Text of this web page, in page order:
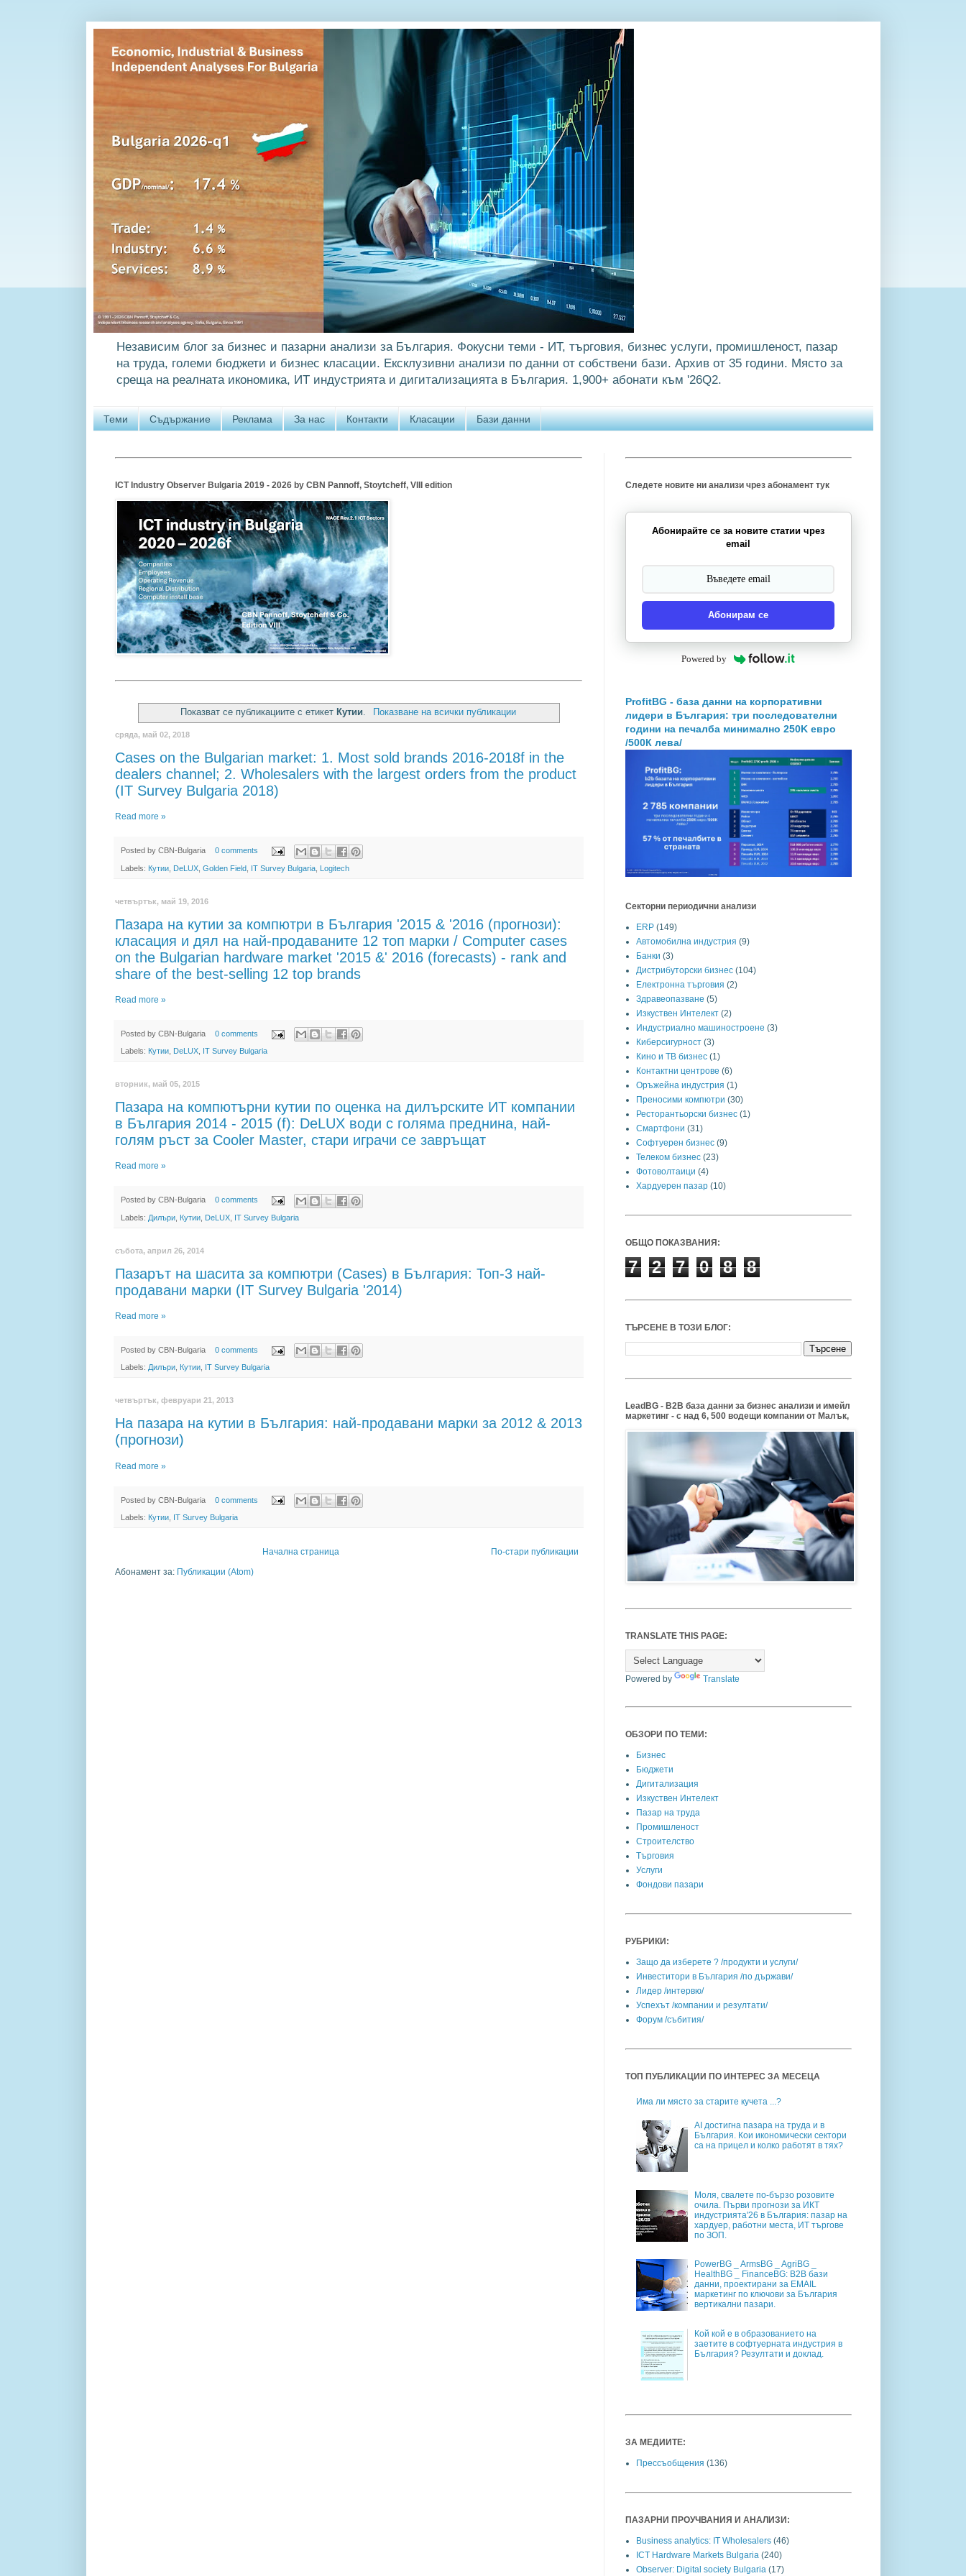
Независим блог за бизнес и пазарни анализи за България. Фокусни теми - ИТ, търговия, бизнес услуги, промишленост, пазар
на труда, големи бюджети и бизнес класации. Ексклузивни анализи по данни от собствени бази. Архив от 35 години. Място за
среща на реалната икономика, ИТ индустрията и дигитализацията в България. 1,900+ абонати към '26Q2.
Теми Съдържание Реклама За нас Контакти Класации Бази данни
ICT Industry Observer Bulgaria 2019 - 2026 by CBN Pannoff, Stoytcheff, VIII edition
Показват се публикациите с етикет Кутии. Показване на всички публикации
сряда, май 02, 2018
Cases on the Bulgarian market: 1. Most sold brands 2016-2018f in the
dealers channel; 2. Wholesalers with the largest orders from the product
(IT Survey Bulgaria 2018)
Read more »
Posted by CBN-Bulgaria 0 comments
Labels: Кутии, DeLUX, Golden Field, IT Survey Bulgaria, Logitech
четвъртък, май 19, 2016
Пазара на кутии за компютри в България '2015 & '2016 (прогнози):
класация и дял на най-продаваните 12 топ марки / Computer cases
on the Bulgarian hardware market '2015 &' 2016 (forecasts) - rank and
share of the best-selling 12 top brands
Read more »
Posted by CBN-Bulgaria 0 comments
Labels: Кутии, DeLUX, IT Survey Bulgaria
вторник, май 05, 2015
Пазара на компютърни кутии по оценка на дилърските ИТ компании
в България 2014 - 2015 (f): DeLUX води с голяма преднина, най-
голям ръст за Cooler Master, стари играчи се завръщат
Read more »
Posted by CBN-Bulgaria 0 comments
Labels: Дилъри, Кутии, DeLUX, IT Survey Bulgaria
събота, април 26, 2014
Пазарът на шасита за компютри (Cases) в България: Топ-3 най-
продавани марки (IT Survey Bulgaria '2014)
Read more »
Posted by CBN-Bulgaria 0 comments
Labels: Дилъри, Кутии, IT Survey Bulgaria
четвъртък, февруари 21, 2013
На пазара на кутии в България: най-продавани марки за 2012 & 2013
(прогнози)
Read more »
Posted by CBN-Bulgaria 0 comments
Labels: Кутии, IT Survey Bulgaria
По-стари публикации
Начална страница
Абонамент за: Публикации (Atom)
Следете новите ни анализи чрез абонамент тук
Абонирайте се за новите статии чрез
email
Абонирам се
Powered by
ProfitBG - база данни на корпоративни
лидери в България: три последователни
години на печалба минимално 250K евро
/500К лева/
Секторни периодични анализи
ERP (149)
Автомобилна индустрия (9)
Банки (3)
Дистрибуторски бизнес (104)
Електронна търговия (2)
Здравеопазване (5)
Изкуствен Интелект (2)
Индустриално машиностроене (3)
Киберсигурност (3)
Кино и ТВ бизнес (1)
Контактни центрове (6)
Оръжейна индустрия (1)
Преносими компютри (30)
Ресторантьорски бизнес (1)
Смартфони (31)
Софтуерен бизнес (9)
Телеком бизнес (23)
Фотоволтаици (4)
Хардуерен пазар (10)
ОБЩО ПОКАЗВАНИЯ:
7 2 7 0 8 8
ТЪРСЕНЕ В ТОЗИ БЛОГ:
LeadBG - B2B база данни за бизнес анализи и имейл
маркетинг - с над 6, 500 водещи компании от Малък,
TRANSLATE THIS PAGE:
Powered by Translate
ОБЗОРИ ПО ТЕМИ:
Бизнес
Бюджети
Дигитализация
Изкуствен Интелект
Пазар на труда
Промишленост
Строителство
Търговия
Услуги
Фондови пазари
РУБРИКИ:
Защо да изберете ? /продукти и услуги/
Инвеститори в България /по държави/
Лидер /интервю/
Успехът /компании и резултати/
Форум /събития/
ТОП ПУБЛИКАЦИИ ПО ИНТЕРЕС ЗА МЕСЕЦА
Има ли място за старите кучета ...?
AI достигна пазара на труда и в
България. Кои икономически сектори
са на прицел и колко работят в тях?
Моля, свалете по-бързо розовите
очила. Първи прогнози за ИКТ
индустрията'26 в България: пазар на
хардуер, работни места, ИТ търгове
по ЗОП.
PowerBG _ ArmsBG _ AgriBG _
HealthBG _ FinanceBG: B2B бази
данни, проектирани за EMAIL
маркетинг по ключови за България
вертикални пазари.
Кой кой е в образованието на
заетите в софтуерната индустрия в
България? Резултати и доклад.
ЗА МЕДИИТЕ:
Прессъобщения (136)
ПАЗАРНИ ПРОУЧВАНИЯ И АНАЛИЗИ:
Business analytics: IT Wholesalers (46)
ICT Hardware Markets Bulgaria (240)
Observer: Digital society Bulgaria (17)